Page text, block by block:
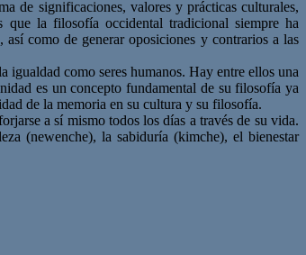
de significaciones, valores y prácticas culturales,
que la filosofía occidental tradicional siempre ha
como de generar oposiciones y contrarios a las
igualdad como seres humanos. Hay entre ellos una
es un concepto fundamental de su filosofía ya
de la memoria en su cultura y su filosofía.
a sí mismo todos los días a través de su vida.
(newenche), la sabiduría (kimche), el bienestar